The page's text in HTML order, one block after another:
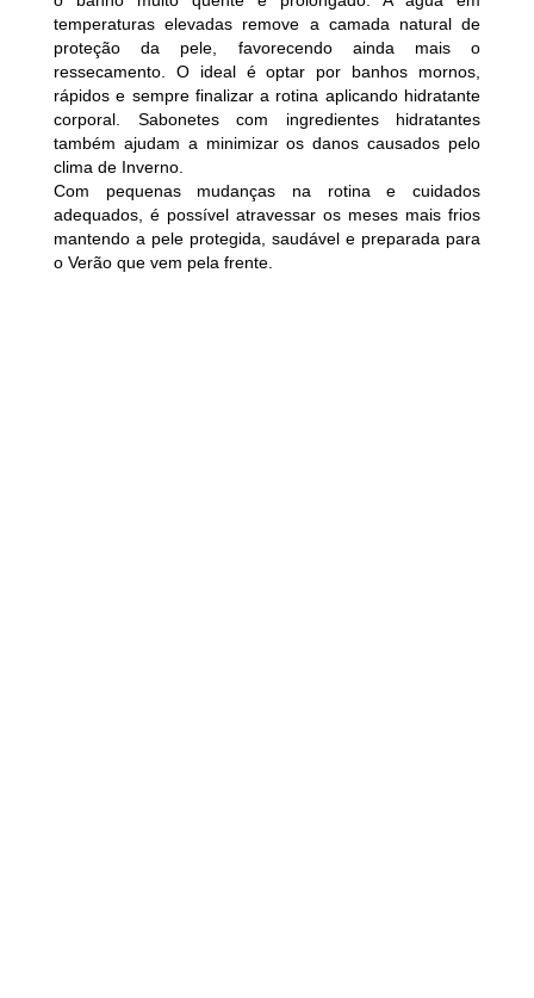
temperaturas elevadas remove a camada natural de
proteção da pele, favorecendo ainda mais o
ressecamento. O ideal é optar por banhos mornos,
rápidos e sempre finalizar a rotina aplicando hidratante
corporal. Sabonetes com ingredientes hidratantes
também ajudam a minimizar os danos causados pelo
clima de Inverno.
Com pequenas mudanças na rotina e cuidados
adequados, é possível atravessar os meses mais frios
mantendo a pele protegida, saudável e preparada para
o Verão que vem pela frente.